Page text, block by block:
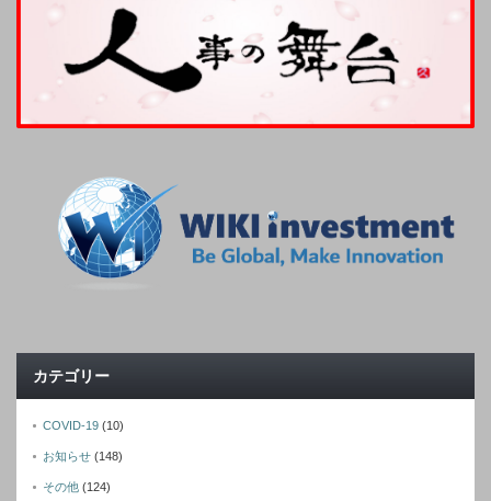
カテゴリー
COVID-19 (10)
お知らせ (148)
その他 (124)